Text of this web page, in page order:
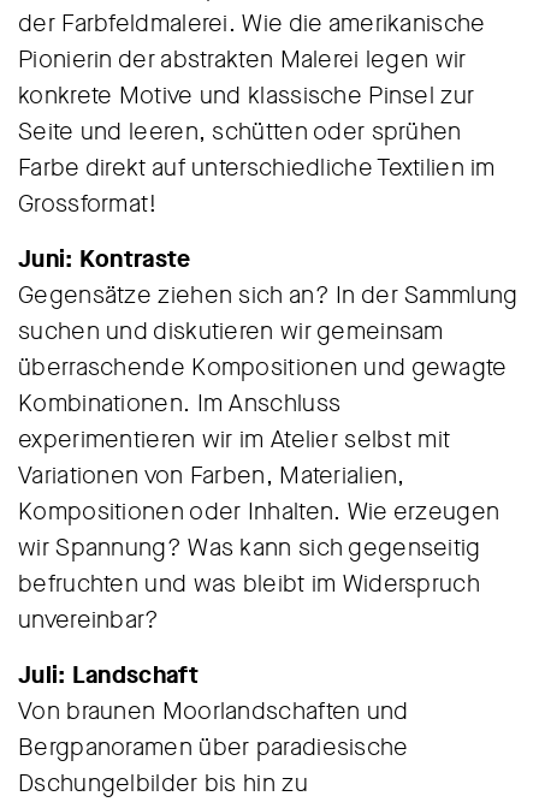
der Farbfeldmalerei. Wie die amerikanische
Pionierin der abstrakten Malerei legen wir
konkrete Motive und klassische Pinsel zur
Seite und leeren, schütten oder sprühen
Farbe direkt auf unterschiedliche Textilien im
Grossformat!
Juni: Kontraste
Gegensätze ziehen sich an? In der Sammlung
suchen und diskutieren wir gemeinsam
überraschende Kompositionen und gewagte
Kombinationen. Im Anschluss
experimentieren wir im Atelier selbst mit
Variationen von Farben, Materialien,
Kompositionen oder Inhalten. Wie erzeugen
wir Spannung? Was kann sich gegenseitig
befruchten und was bleibt im Widerspruch
unvereinbar?
Juli: Landschaft
Von braunen Moorlandschaften und
Bergpanoramen über paradiesische
Dschungelbilder bis hin zu